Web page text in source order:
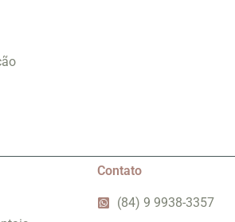
Contato
(84) 9 9938-3357